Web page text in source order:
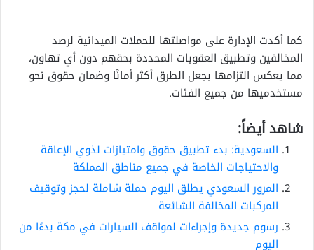
كما أكدت الإدارة على مواصلتها للحملات الميدانية لرصد
المخالفين وتطبيق العقوبات المحددة بحقهم دون أي تهاون،
مما يعكس التزامها بجعل الطرق أكثر أمانًا وضمان حقوق نحو
مستخدميها من جميع الفئات.
شاهد أيضاً:
السعودية: بدء تطبيق حقوق وامتيازات لذوي الإعاقة
والاحتياجات الخاصة في جميع مناطق المملكة
المرور السعودي يطلق اليوم حملة شاملة لحجز وتوقيف
المركبات المخالفة الشائعة
رسوم جديدة وإجراءات لمواقف السيارات في مكة بدءًا من
اليوم